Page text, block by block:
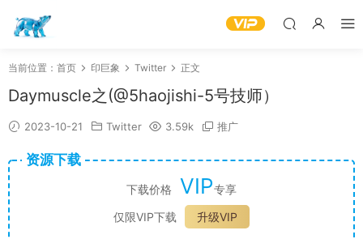
当前位置： 首页 印巨象 Twitter 正文
Daymuscle之(@5haojishi-5号技师）
2023-10-21 Twitter 3.59k 推广
资源下载
下载价格 VIP专享
仅限VIP下载
升级VIP